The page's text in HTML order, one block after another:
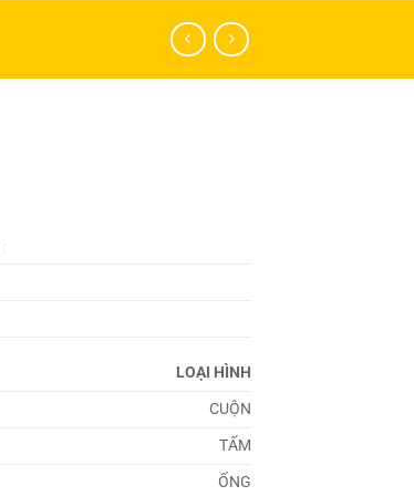
LOẠI HÌNH
CUỘN
TẤM
ỐNG